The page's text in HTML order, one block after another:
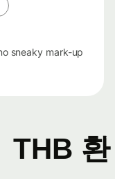
sneaky mark-up
THB 환